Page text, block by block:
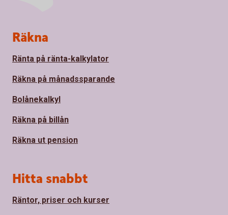
Sidfot
Räkna
Ränta på ränta-kalkylator
Räkna på månadssparande
Bolånekalkyl
Räkna på billån
Räkna ut pension
Hitta snabbt
Räntor, priser och kurser